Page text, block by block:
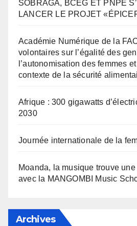
SOBRAGA, BCEG ET PNPE
LANCER LE PROJET
Académie Numérique de la
volontaires sur l’égalité des
l’autonomisation des femmes
contexte de la sécurité
Afrique : 300 gigawatts
2030
Journée internationale de la
Moanda, la musique trouve
avec la MANGOMBI Music
Archives